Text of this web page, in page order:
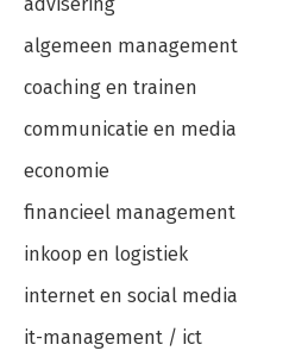
algemeen management
coaching en trainen
communicatie en media
economie
financieel management
inkoop en logistiek
internet en social media
it-management / ict